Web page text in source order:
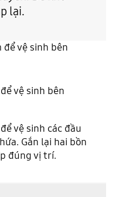
lại.
vệ sinh bên
vệ sinh bên
vệ sinh các đầu
Gắn lại hai bồn
đúng vị trí.